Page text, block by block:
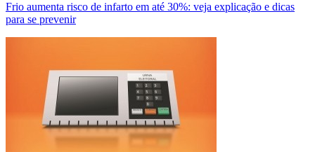
Frio aumenta risco de infarto em até 30%: veja explicação e dicas
para se prevenir